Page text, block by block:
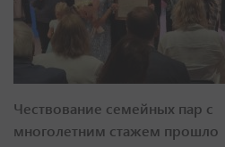
Чествование семейных пар с
многолетним стажем прошло